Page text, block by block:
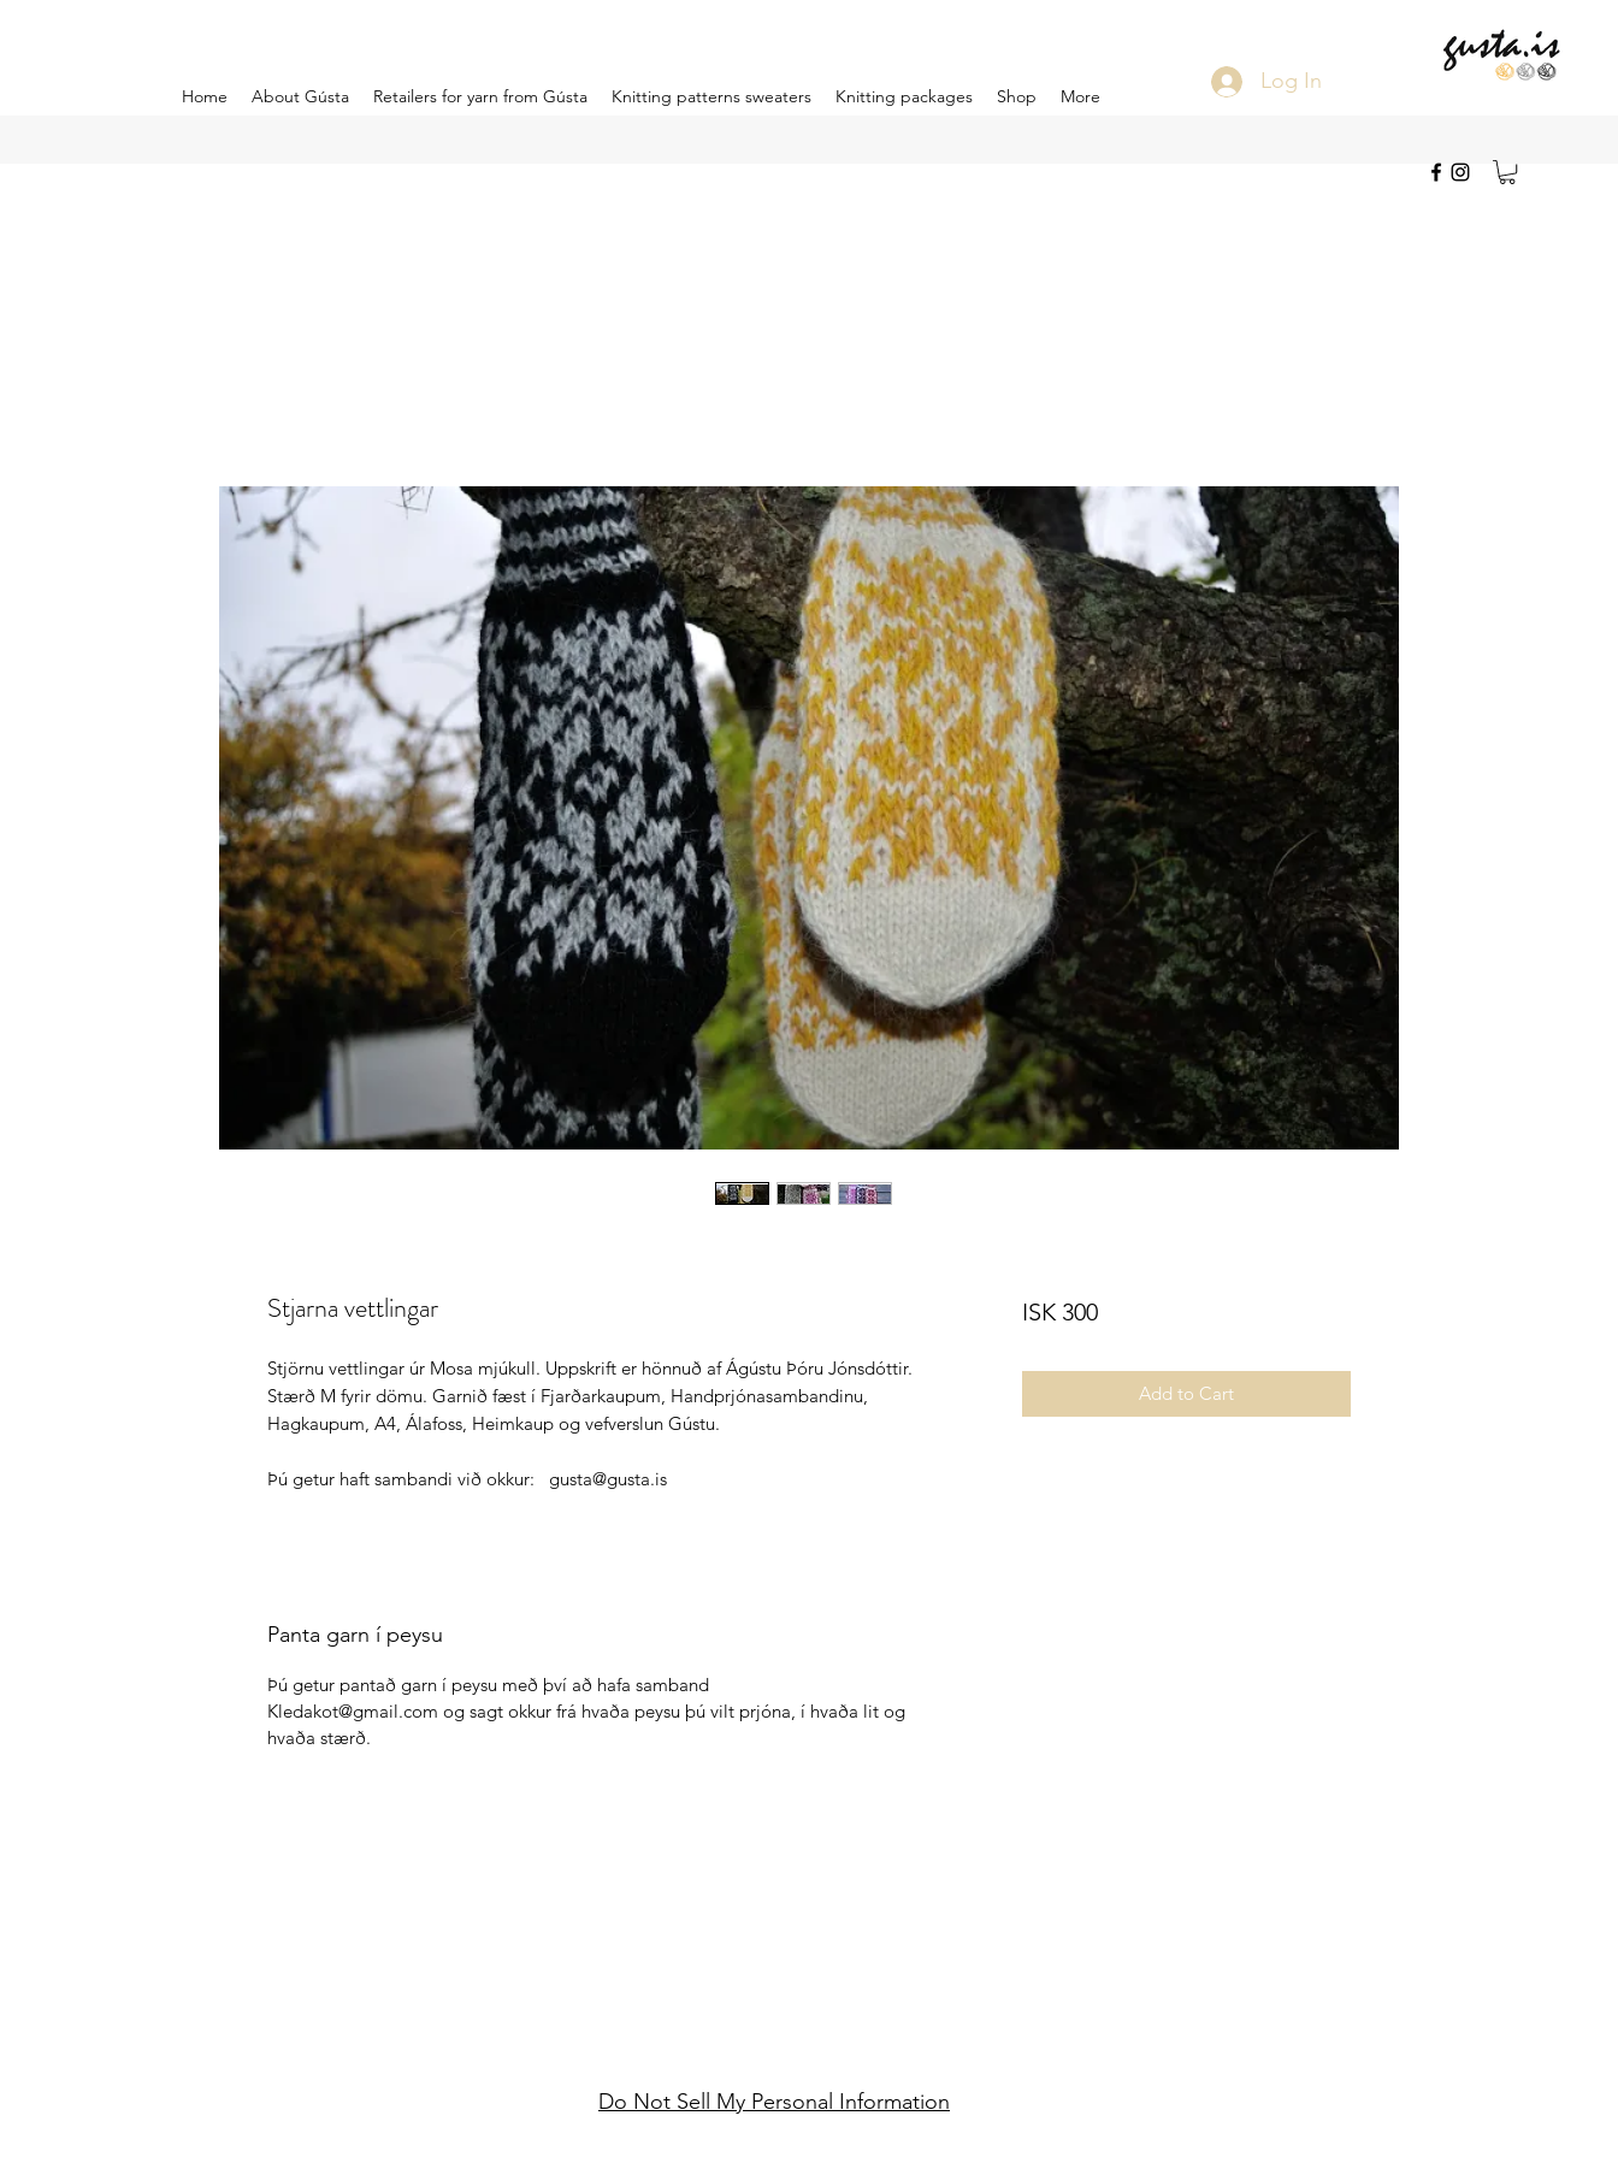
Home About Gústa Retailers for yarn from Gústa Knitting patterns sweaters Knitting packages Shop More
Log In
Stjarna vettlingar
Stjörnu vettlingar úr Mosa mjúkull. Uppskrift er hönnuð af Ágústu Þóru Jónsdóttir.
Stærð M fyrir dömu. Garnið fæst í Fjarðarkaupum, Handprjónasambandinu,
Hagkaupum, A4, Álafoss, Heimkaup og vefverslun Gústu.
Þú getur haft sambandi við okkur: gusta@gusta.is
Panta garn í peysu
Þú getur pantað garn í peysu með því að hafa samband
Kledakot@gmail.com og sagt okkur frá hvaða peysu þú vilt prjóna, í hvaða lit og
hvaða stærð.
ISK 300Price
Add to Cart
Do Not Sell My Personal Information